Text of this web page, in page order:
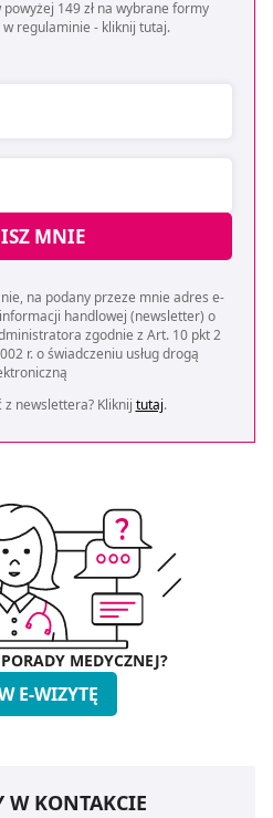
149 zł na wybrane formy
w regulaminie - kliknij tutaj.
MNIE
na podany przeze mnie adres e-
handlowej (newsletter) o
zgodnie z Art. 10 pkt 2
r. o świadczeniu usług drogą
z newslettera? Kliknij tutaj.
MEDYCZNEJ?
E-WIZYTĘ
W KONTAKCIE